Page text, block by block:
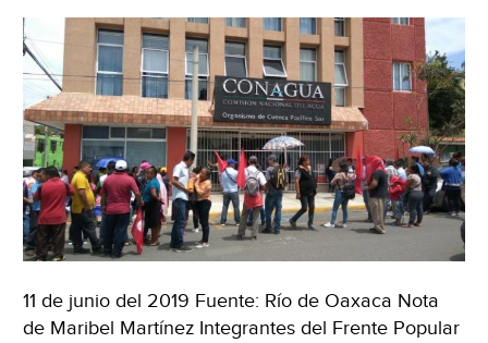
México)
11 de junio del 2019 Fuente: Río de Oaxaca Nota
de Maribel Martínez Integrantes del Frente Popular